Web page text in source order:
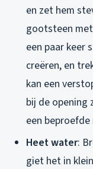
en zet hem
gootsteen
een paar keer
creëren, en
kan een
bij de opening
een
Heet water:
giet het in